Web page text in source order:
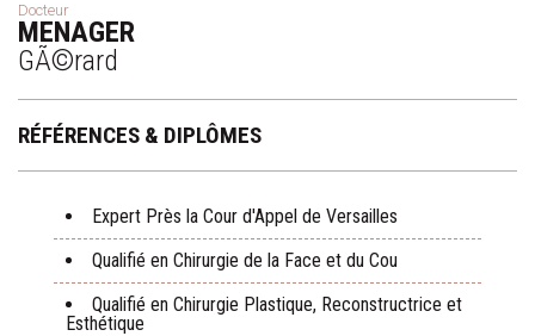
Docteur
MENAGER
GÃ©rard
RÉFÉRENCES & DIPLÔMES
Expert Près la Cour d'Appel de Versailles
Qualifié en Chirurgie de la Face et du Cou
Qualifié en Chirurgie Plastique, Reconstructrice et
Esthétique